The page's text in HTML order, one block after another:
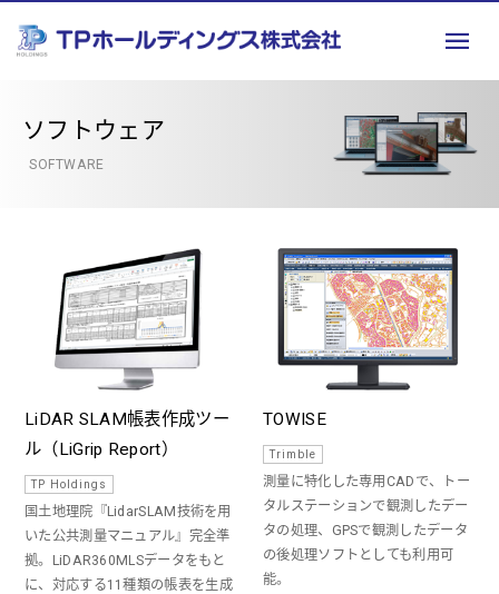
ソフトウェア
SOFTWARE
LiDAR SLAM帳表作成ツー
ル（LiGrip Report）
TP Holdings
国土地理院『LidarSLAM技術を用
いた公共測量マニュアル』完全準
拠。LiDAR360MLSデータをもと
に、対応する11種類の帳表を生成
TOWISE
Trimble
測量に特化した専用CADで、トー
タルステーションで観測したデー
タの処理、GPSで観測したデータ
の後処理ソフトとしても利用可
能。